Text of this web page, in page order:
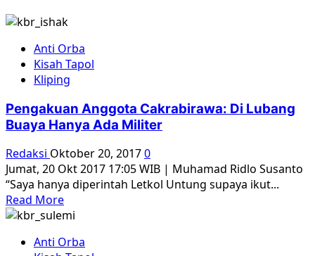
Anti Orba
Kisah Tapol
Kliping
Pengakuan Anggota Cakrabirawa: Di Lubang
Buaya Hanya Ada Militer
Redaksi Oktober 20, 20170
Jumat, 20 Okt 2017 17:05 WIB | Muhamad Ridlo Susanto
“Saya hanya diperintah Letkol Untung supaya ikut...
Read MoreRead
more
Pengakuan
Anti Orba